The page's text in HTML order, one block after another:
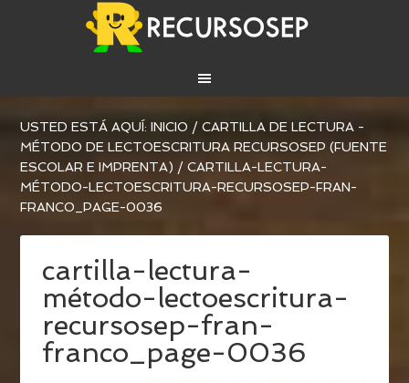
USTED ESTÁ AQUÍ:INICIO / CARTILLA DE LECTURA -
MÉTODO DE LECTOESCRITURA RECURSOSEP (FUENTE
ESCOLAR E IMPRENTA) / CARTILLA-LECTURA-
MÉTODO-LECTOESCRITURA-RECURSOSEP-FRAN-
FRANCO_PAGE-0036
cartilla-lectura-
método-lectoescritura-
recursosep-fran-
franco_page-0036